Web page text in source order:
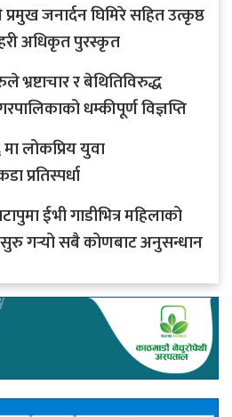
प्रमुख जनार्दन घिमिरे सहित उत्कृष्ठ
अधिकृत पुरस्कृत
भ्रष्टाचार र बेथितिविरुद्ध
धम्कीपूर्ण विज्ञप्ति
मा लोकप्रिय युवा
प्रतिस्पर्धा
ईभी गाडीभित्र महिलाको
गर्‍यो सबै कोणबाट अनुसन्धान